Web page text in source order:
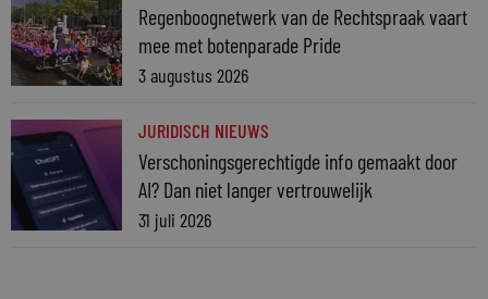
Regenboognetwerk van de Rechtspraak vaart
mee met botenparade Pride
3 augustus 2026
JURIDISCH NIEUWS
Verschoningsgerechtigde info gemaakt door
AI? Dan niet langer vertrouwelijk
31 juli 2026